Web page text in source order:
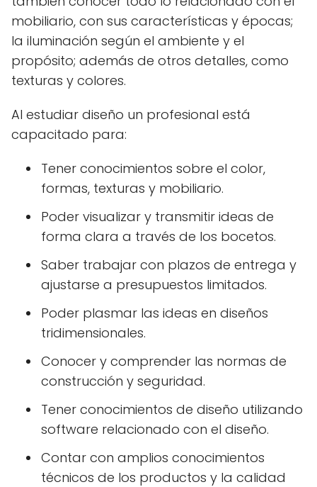
mobiliario, con sus características y épocas;
la iluminación según el ambiente y el
propósito; además de otros detalles, como
texturas y colores.
Al estudiar diseño un profesional está
capacitado para:
Tener conocimientos sobre el color,
formas, texturas y mobiliario.
Poder visualizar y transmitir ideas de
forma clara a través de los bocetos.
Saber trabajar con plazos de entrega y
ajustarse a presupuestos limitados.
Poder plasmar las ideas en diseños
tridimensionales.
Conocer y comprender las normas de
construcción y seguridad.
Tener conocimientos de diseño utilizando
software relacionado con el diseño.
Contar con amplios conocimientos
técnicos de los productos y la calidad